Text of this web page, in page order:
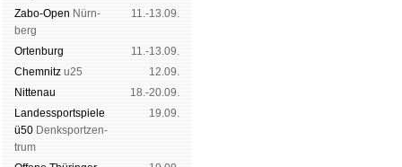
Zabo-Open Nürn­
berg
11.-13.09.
Orten­burg
11.-13.09.
Chem­nitz u25
12.09.
Nitte­nau
18.-20.09.
Landes­sport­spiele
ü50 Denk­sport­zen­
trum
19.09.